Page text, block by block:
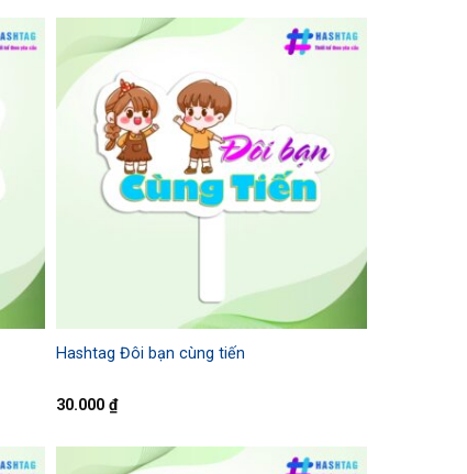
Hashtag Đôi bạn cùng tiến
30.000₫